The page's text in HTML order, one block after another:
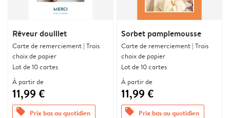
Rêveur douillet
Carte de remerciement | Trois
choix de papier
Lot de 10 cartes
À partir de
11,99 €
offers Prix bas au quotidien
Sorbet pamplemousse
Carte de remerciement | Trois
choix de papier
Lot de 10 cartes
À partir de
11,99 €
offers Prix bas au quotidien